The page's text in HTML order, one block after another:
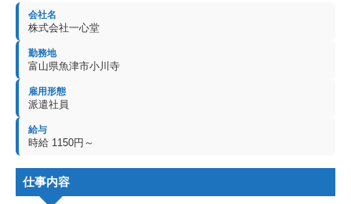
会社名
株式会社一心堂
勤務地
富山県魚津市小川寺
雇用形態
派遣社員
給与
時給 1150円～
仕事内容